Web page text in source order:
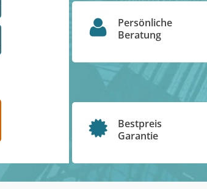
Persönliche
Beratung
Bestpreis
Garantie